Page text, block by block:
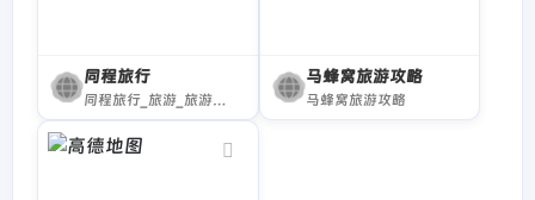
同程旅行
同程旅行_旅游_旅游线路_旅行_出国旅游_自驾游_周边游_旅游网站
马蜂窝旅游攻略
马蜂窝旅游攻略